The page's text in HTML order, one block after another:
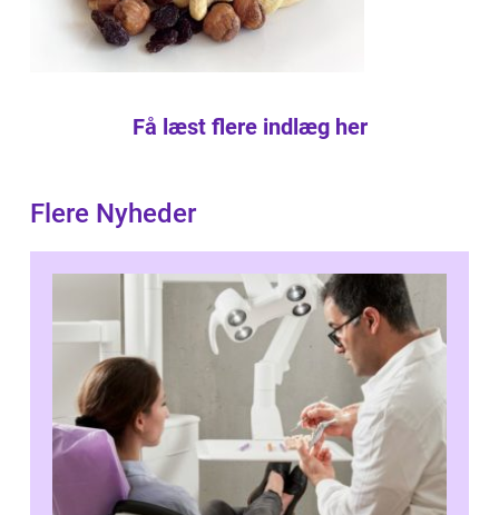
Få læst flere indlæg her
Flere Nyheder